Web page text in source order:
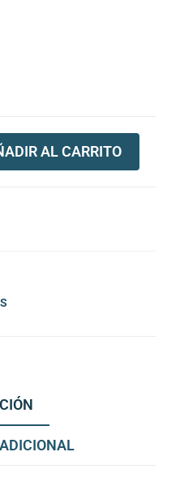
AL CARRITO